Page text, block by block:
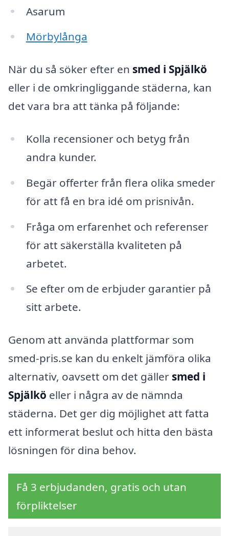
Asarum
Mörbylånga
När du så söker efter en smed i Spjälkö
eller i de omkringliggande städerna, kan
det vara bra att tänka på följande:
Kolla recensioner och betyg från
andra kunder.
Begär offerter från flera olika smeder
för att få en bra idé om prisnivån.
Fråga om erfarenhet och referenser
för att säkerställa kvaliteten på
arbetet.
Se efter om de erbjuder garantier på
sitt arbete.
Genom att använda plattformar som
smed-pris.se kan du enkelt jämföra olika
alternativ, oavsett om det gäller smed i
Spjälkö eller i några av de nämnda
städerna. Det ger dig möjlighet att fatta
ett informerat beslut och hitta den bästa
lösningen för dina behov.
Få 3 erbjudanden, gratis och utan
förpliktelser